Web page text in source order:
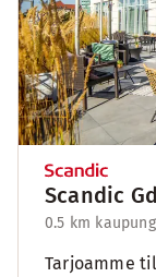
Scandic
0.5 km
Tarjoamme